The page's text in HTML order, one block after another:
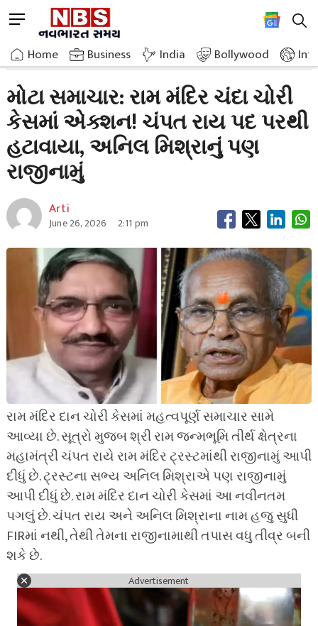
to
content
M
n
u
u
t
t
o
n
Home Business India Bollywood
Home»Breaking News»Big News Action In Ram Mandir Donation Theft Case Champat Rai
મોટા સમાચાર: રામ મંદિર ચંદા ચોરી
કેસમાં એક્શન! ચંપત રાય પદ પરથી
હટાવાયા, અનિલ મિશ્રાનું પણ
રાજીનામું
Arti
June 26, 2026 2:11 pm
રામ મંદિર દાન ચોરી કેસમાં મહત્વપૂર્ણ સમાચાર સામે
આવ્યા છે. સૂત્રો મુજબ શ્રી રામ જન્મભૂમિ તીર્થ ક્ષેત્રના
મહામંત્રી ચંપત રાયે રામ મંદિર ટ્રસ્ટમાંથી રાજીનામું આપી
દીધું છે. ટ્રસ્ટના સભ્ય અનિલ મિશ્રાએ પણ રાજીનામું
આપી દીધું છે. રામ મંદિર દાન ચોરી કેસમાં આ નવીનતમ
પગલું છે. ચંપત રાય અને અનિલ મિશ્રાના નામ હજુ સુધી
FIRમાં નથી, તેથી તેમના રાજીનામાથી તપાસ વધુ તીવ્ર બની
શકે છે.
Advertisement